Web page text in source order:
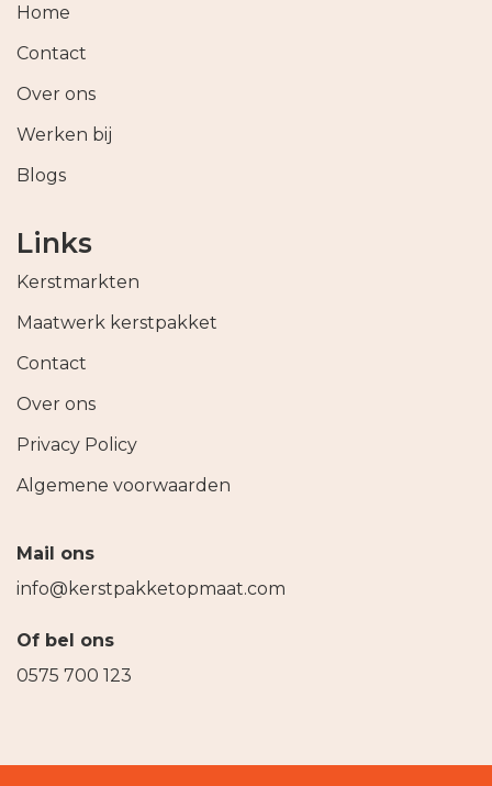
Home
Contact
Over ons
Werken bij
Blogs
Links
Kerstmarkten
Maatwerk kerstpakket
Contact
Over ons
Privacy Policy
Algemene voorwaarden
Mail ons
info@kerstpakketopmaat.com
Of bel ons
0575 700 123